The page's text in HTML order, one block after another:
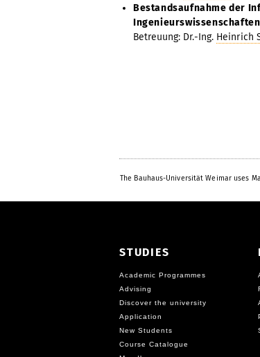
Bestandsaufnahme der
Ingenieurswissenschaften
Betreuung: Dr.-Ing. Heinrich
The Bauhaus-Universität Weimar uses
STUDIES
Academic Programmes
Advising
Discover the university
Application
New Students
Course Catalogue